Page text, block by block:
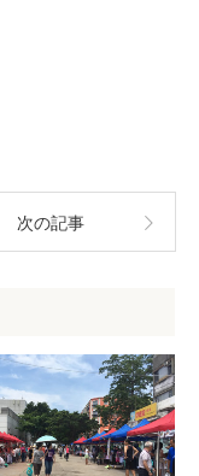
次の記事